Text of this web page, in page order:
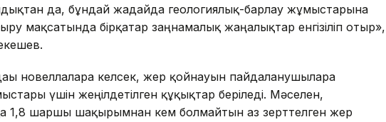
да, бұндай жағдайда геологиялық-барлау жұмыстарына
мақсатында бірқатар заңнамалық жаңалықтар енгізіліп отыр»,
новеллаларға келсек, жер қойнауын пайдаланушыларға
үшін жеңілдетілген құқықтар беріледі. Мәселен,
1,8 шаршы шақырымнан кем болмайтын аз зерттелген жер